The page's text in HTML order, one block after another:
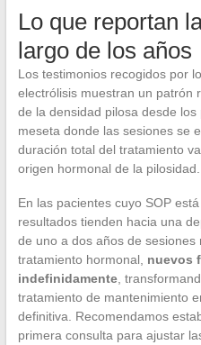
Lo que reportan
largo de los años
Los testimonios recogidos por
electrólisis muestran un patrón
de la densidad pilosa desde
meseta donde las sesiones se
duración total del tratamiento
origen hormonal de la pilosidad.
En las pacientes cuyo SOP
resultados tienden hacia una
de uno a dos años de sesiones
tratamiento hormonal, nuevos
indefinidamente,
tratamiento de mantenimiento
definitiva. Recomendamos
primera consulta para ajustar